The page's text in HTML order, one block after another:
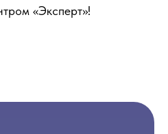
«Эксперт»!